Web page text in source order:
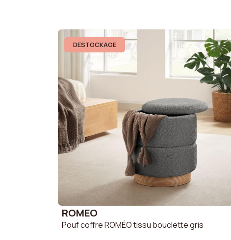
DESTOCKAGE
ROMEO
Pouf coffre ROMÉO tissu bouclette gris